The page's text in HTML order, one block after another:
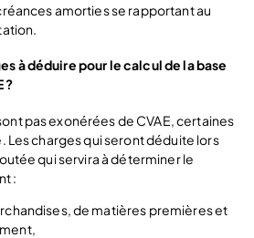
amorties se rapportant au
à déduire pour le calcul de la base
?
pas exonérées de CVAE, certaines
Les charges qui seront déduite lors
qui servira à déterminer le
:
de matières premières et